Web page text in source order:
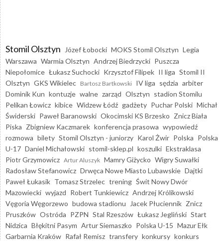
Stomil Olsztyn Józef Łobocki MOKS Stomil Olsztyn Legia
Warszawa Warmia Olsztyn Andrzej Biedrzycki Puszcza
Niepołomice Łukasz Suchocki Krzysztof Filipek II liga Stomil II
Olsztyn GKS Wikielec Bartosz Bartkowski IV liga sędzia arbiter
Dominik Kun kontuzje walne zarząd Olsztyn stadion Stomilu
Pelikan Łowicz kibice Widzew Łódź gadżety Puchar Polski Michał
Świderski Paweł Baranowski Okocimski KS Brzesko Znicz Biała
Piska Zbigniew Kaczmarek konferencja prasowa wypowiedź
rozmowa bilety Stomil Olsztyn - juniorzy Karol Żwir Polska Polska
U-17 Daniel Michałowski stomil-sklep.pl koszulki Ekstraklasa
Piotr Grzymowicz Artur Aluszyk Mamry Giżycko Wigry Suwałki
Radosław Stefanowicz Drwęca Nowe Miasto Lubawskie Dajtki
Paweł Łukasik Tomasz Strzelec trening Świt Nowy Dwór
Mazowiecki wyjazd Robert Tunkiewicz Andrzej Królikowski
Vęgoria Węgorzewo budowa stadionu Jacek Płuciennik Znicz
Pruszków Ostróda PZPN Stal Rzeszów Łukasz Jegliński Start
Nidzica Błękitni Pasym Artur Siemaszko Polska U-15 Mazur Ełk
Garbarnia Kraków Rafał Remisz transfery konkursy konkurs